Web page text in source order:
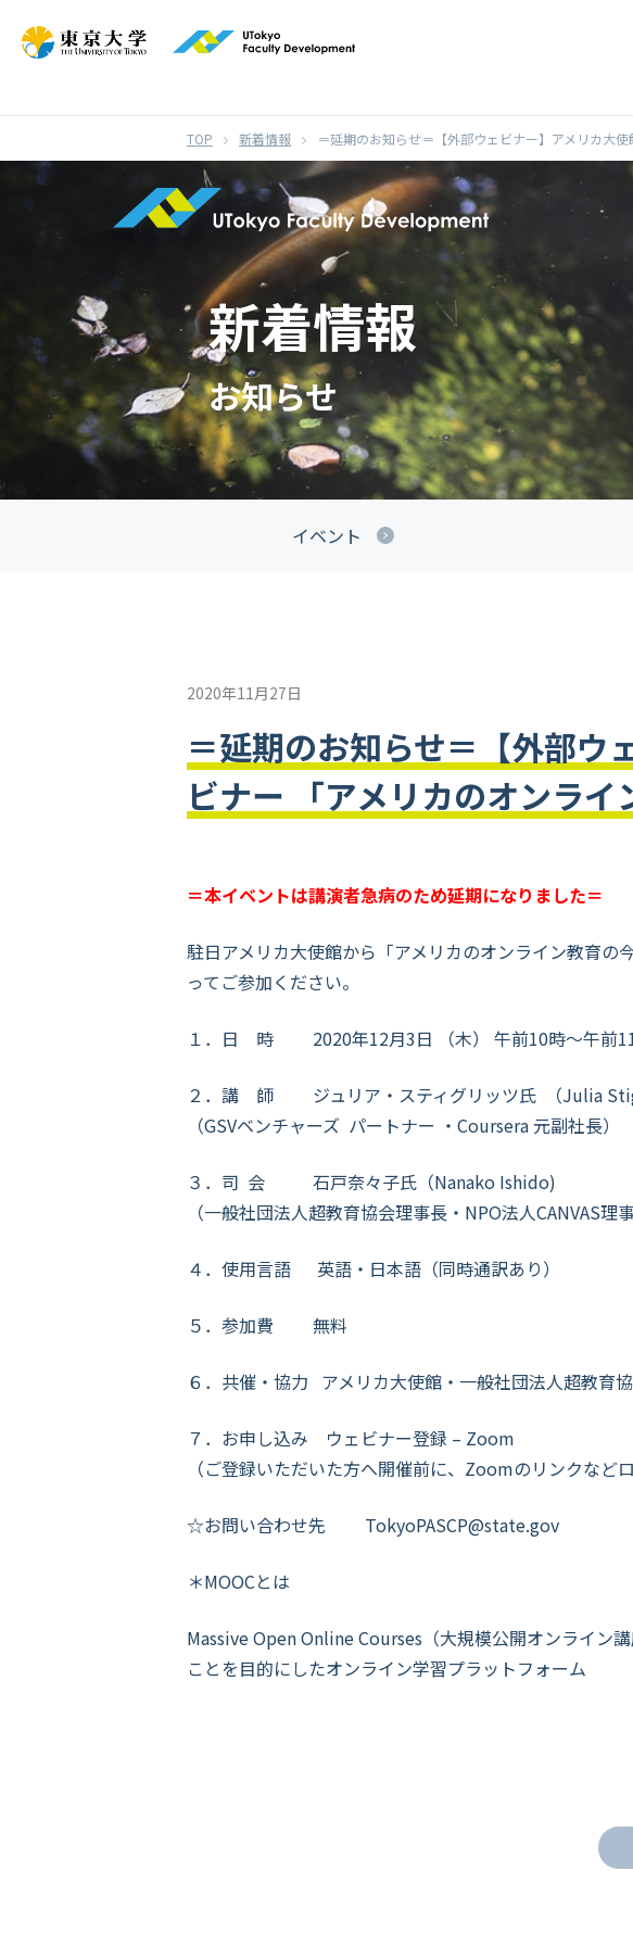
新着情報 ＝延期のお知らせ＝【外部ウェビナー】アメリカ大
新着情報
お知らせ
イベント
2020年11月27日
＝延期のお知らせ＝【外部ウ
ビナー 「アメリカのオンラ
＝本イベントは講演者急病のため延期になりました＝
駐日アメリカ大使館から「アメリカのオンライン教育
ってご参加ください。
１．日 時 2020年12月3日 （木） 午前10時～午前11
２．講 師 ジュリア・スティグリッツ氏 （Julia
（GSVベンチャーズ パートナー ・Coursera 元副社長）
３．司 会 石戸奈々子氏（Nanako Ishido)
（一般社団法人超教育協会理事長・NPO法人CANVAS理事
４．使用言語 英語・日本語（同時通訳あり）
５．参加費 無料
６．共催・協力 アメリカ大使館・一般社団法人超教育
７．お申し込み ウェビナー登録 – Zoom
（ご登録いただいた方へ開催前に、Zoomのリンクなど
☆お問い合わせ先 TokyoPASCP@state.gov
＊MOOCとは
Massive Open Online Courses（大規模公開オンライン
ことを目的にしたオンライン学習プラットフォーム